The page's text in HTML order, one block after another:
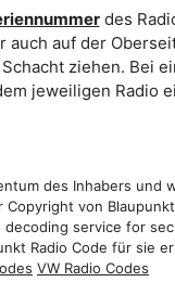
des
auf der
ziehen. Bei
jeweiligen Radio
des Inhabers und
von
decoding service for
Radio Code für sie
VW Radio Codes